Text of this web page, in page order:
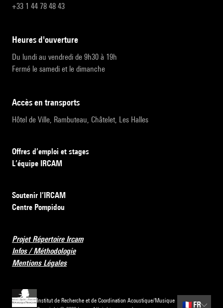
+33 1 44 78 48 43
heures d'ouverture
Du lundi au vendredi de 9h30 à 19h
Fermé le samedi et le dimanche
accès en transports
Hôtel de Ville, Rambuteau, Châtelet, Les Halles
Offres d’emploi et stages
L’équipe IRCAM
Soutenir l’IRCAM
Centre Pompidou
Projet Répertoire Ircam
Infos / Méthodologie
Mentions Légales
Institut de Recherche et de Coordination Acoustique/Musique
🇫🇷 FR